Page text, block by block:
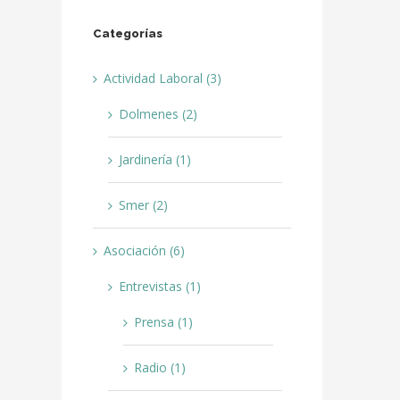
Categorías
Actividad Laboral (3)
Dolmenes (2)
Jardinería (1)
Smer (2)
Asociación (6)
Entrevistas (1)
Prensa (1)
Radio (1)